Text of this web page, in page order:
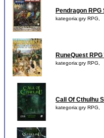
Pendragon
kategoria:gry RPG,
RuneQuest
kategoria:gry RPG,
Call Of Cthulhu
kategoria:gry RPG,